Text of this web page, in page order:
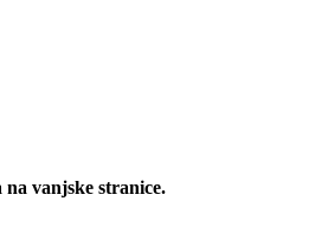
vanjske stranice.